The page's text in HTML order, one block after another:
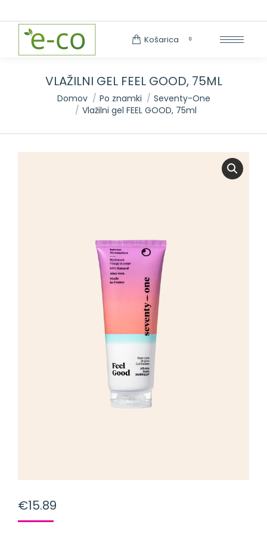
Košarica 0
VLAŽILNI GEL FEEL GOOD, 75ML
You are here:
Domov Po znamki
Seventy-One
Vlažilni gel FEEL GOOD, 75ml
€15.89